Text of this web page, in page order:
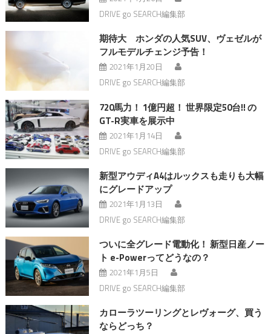
DRIVE go SEARCH編集部
期待大 ホンダの人気SUV、ヴェゼルが
フルモデルチェンジ予告！
2021年1月20日
DRIVE go SEARCH編集部
720馬力！ 1億円超！ 世界限定50台!! の
GT-R実車を展示中
2021年1月14日
DRIVE go SEARCH編集部
新型アウディA4はルックスも走りも大幅
にグレードアップ
2021年1月13日
DRIVE go SEARCH編集部
ついに全グレード電動化！ 新型日産ノー
ト e-Powerってどうなの？
2021年1月5日
DRIVE go SEARCH編集部
カローラツーリングとレヴォーグ、買う
ならどっち？